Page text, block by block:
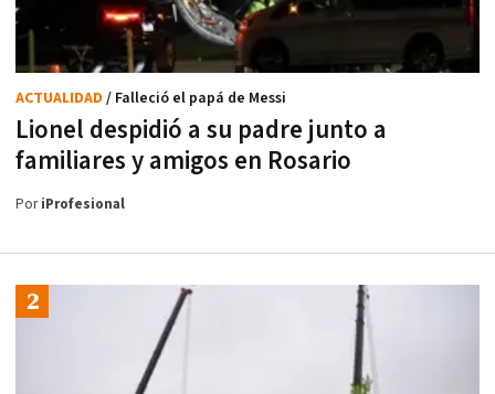
Lionel despidió a su padre junto a
familiares y amigos en Rosario
ACTUALIDAD / Falleció el papá de Messi
PoriProfesional